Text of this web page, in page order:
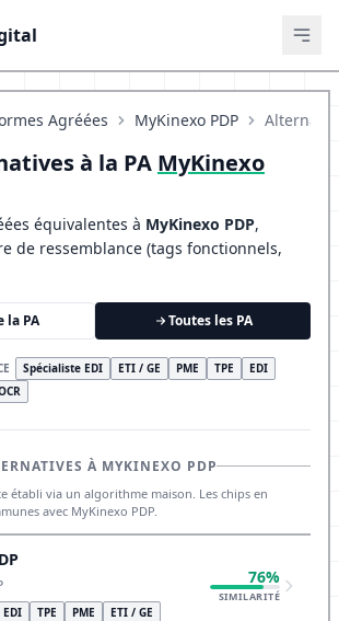
Agréées MyKinexo PDP
à la PA MyKinexo
équivalentes à MyKinexo PDP,
de ressemblance (tags fonctionnels,
la PA Toutes les PA
Spécialiste EDI ETI / GE PME TPE
EDI
À MYKINEXO PDP
établi via un algorithme maison. Les chips en
avec MyKinexo PDP.
TPE PME ETI / GE
76%
SIMILARITÉ